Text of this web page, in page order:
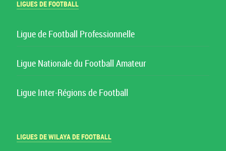
LIGUES DE FOOTBALL
Ligue de Football Professionnelle
Ligue Nationale du Football Amateur
Ligue Inter-Régions de Football
LIGUES DE WILAYA DE FOOTBALL